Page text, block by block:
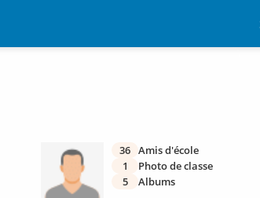
36 Amis d'école
1
Photo de classe
5
Albums